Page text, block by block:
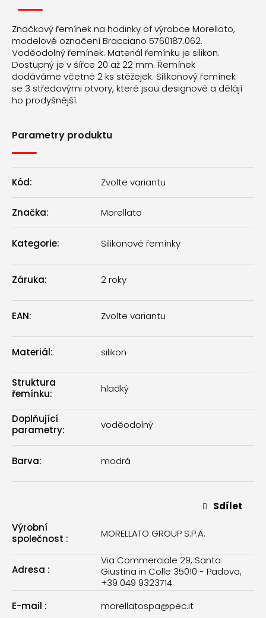
Značkový řemínek na hodinky of výrobce Morellato,
modelové označení Bracciano 5760187.062.
Voděodolný řemínek. Materiál řemínku je silikon.
Dostupný je v šířce 20 až 22 mm. Řemínek
dodáváme včetně 2 ks stěžejek. Silikonový řemínek
se 3 středovými otvory, které jsou designové a dělájí
ho prodyšnější.
Parametry produktu
Kód: Zvolte variantu
Značka: Morellato
Kategorie: Silikonové řemínky
Záruka: 2 roky
EAN: Zvolte variantu
Materiál: silikon
Struktura
řemínku: hladký
Doplňující
parametry: voděodolný
Barva: modrá
Sdílet
Výrobní
společnost : MORELLATO GROUP S.P.A.
Adresa :
Via Commerciale 29, Santa
Giustina in Colle 35010 - Padova,
+39 049 9323714
E-mail : morellatospa@pec.it